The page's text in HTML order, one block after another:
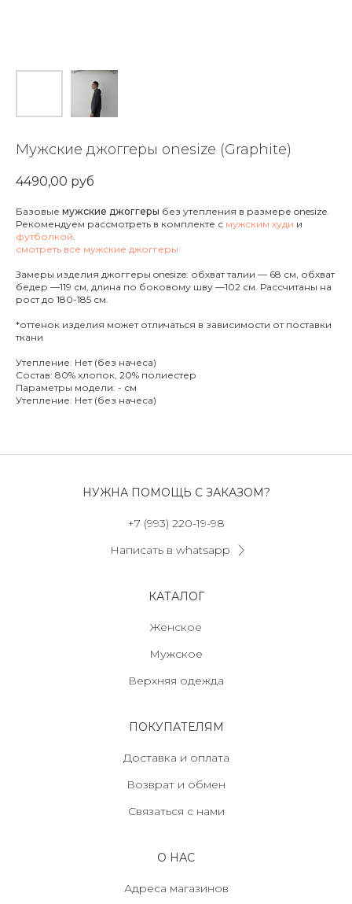
Мужские джоггеры onesize (Graphite)
4490,00 руб
Базовые мужские джоггеры без утепления в размере onesize.
Рекомендуем рассмотреть в комплекте с мужским худи и
футболкой.
смотреть все мужские джоггеры
Замеры изделия джоггеры onesize: обхват талии — 68 см, обхват
бедер —119 см, длина по боковому шву —102 см. Рассчитаны на
рост до 180-185 см.
*оттенок изделия может отличаться в зависимости от поставки
ткани
Утепление: Нет (без начеса)
Состав: 80% хлопок, 20% полиестер
Параметры модели: - см
Утепление: Нет (без начеса)
+7 (993) 220-19-98
НУЖНА ПОМОЩЬ С ЗАКАЗОМ?
Написать в whatsapp
Женское
КАТАЛОГ
Мужское
Верхняя одежда
Доставка и оплата
ПОКУПАТЕЛЯМ
Возврат и обмен
Связаться с нами
Адреса магазинов
О НАС